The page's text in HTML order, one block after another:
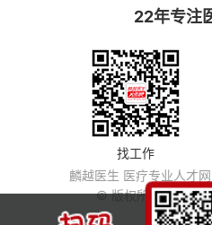
22年专注
找工作
麟越医生 医疗专业人才
© 版权所有粤ICP